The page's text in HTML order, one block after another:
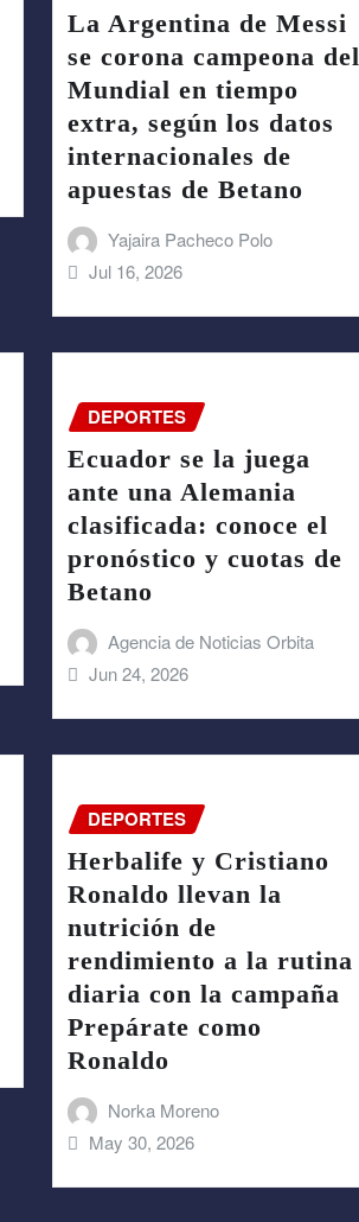
La Argentina de Messi
se corona campeona del
Mundial en tiempo
extra, según los datos
internacionales de
apuestas de Betano
Yajaira Pacheco Polo
Jul 16, 2026
DEPORTES
Ecuador se la juega
ante una Alemania
clasificada: conoce el
pronóstico y cuotas de
Betano
Agencia de Noticias Orbita
Jun 24, 2026
DEPORTES
Herbalife y Cristiano
Ronaldo llevan la
nutrición de
rendimiento a la rutina
diaria con la campaña
Prepárate como
Ronaldo
Norka Moreno
May 30, 2026